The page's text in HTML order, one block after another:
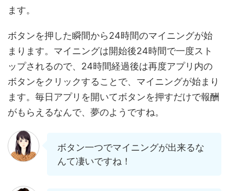
ます。
ボタンを押した瞬間から24時間のマイニングが始
まります。マイニングは開始後24時間で一度スト
ップされるので、24時間経過後は再度アプリ内の
ボタンをクリックすることで、マイニングが始まり
ます。毎日アプリを開いてボタンを押すだけで報酬
がもらえるなんで、夢のようですね。
ボタン一つでマイニングが出来るな
んて凄いですね！